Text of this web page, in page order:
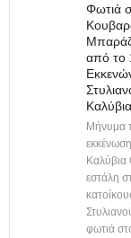
Φωτιά
από το
Καλύβια
Μήνυμα
Καλύβια
εστάλη
φωτιά